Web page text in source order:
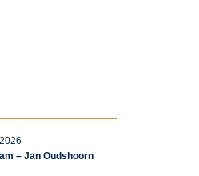
– Jan Oudshoorn